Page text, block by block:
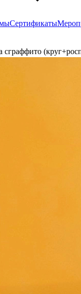
Сертификаты
сграффито